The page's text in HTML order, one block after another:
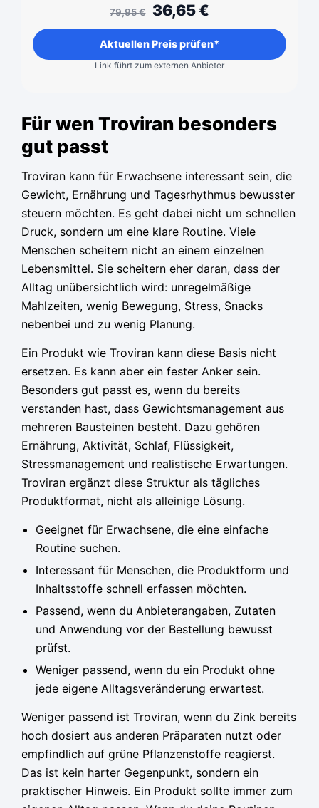
79,95€ 36,65€
Aktuellen Preis prüfen*
Link führt zum externen Anbieter
Für wen Troviran besonders
gut passt
Troviran kann für Erwachsene interessant sein, die
Gewicht, Ernährung und Tagesrhythmus bewusster
steuern möchten. Es geht dabei nicht um schnellen
Druck, sondern um eine klare Routine. Viele
Menschen scheitern nicht an einem einzelnen
Lebensmittel. Sie scheitern eher daran, dass der
Alltag unübersichtlich wird: unregelmäßige
Mahlzeiten, wenig Bewegung, Stress, Snacks
nebenbei und zu wenig Planung.
Ein Produkt wie Troviran kann diese Basis nicht
ersetzen. Es kann aber ein fester Anker sein.
Besonders gut passt es, wenn du bereits
verstanden hast, dass Gewichtsmanagement aus
mehreren Bausteinen besteht. Dazu gehören
Ernährung, Aktivität, Schlaf, Flüssigkeit,
Stressmanagement und realistische Erwartungen.
Troviran ergänzt diese Struktur als tägliches
Produktformat, nicht als alleinige Lösung.
Geeignet für Erwachsene, die eine einfache
Routine suchen.
Interessant für Menschen, die Produktform und
Inhaltsstoffe schnell erfassen möchten.
Passend, wenn du Anbieterangaben, Zutaten
und Anwendung vor der Bestellung bewusst
prüfst.
Weniger passend, wenn du ein Produkt ohne
jede eigene Alltagsveränderung erwartest.
Weniger passend ist Troviran, wenn du Zink bereits
hoch dosiert aus anderen Präparaten nutzt oder
empfindlich auf grüne Pflanzenstoffe reagierst.
Das ist kein harter Gegenpunkt, sondern ein
praktischer Hinweis. Ein Produkt sollte immer zum